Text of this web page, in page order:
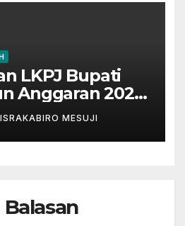
LKPJ Bupati
Anggaran 2025
RapatMESUJI